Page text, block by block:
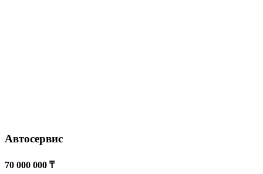
Действующая зона отдыха
1 700 000 000 ₸